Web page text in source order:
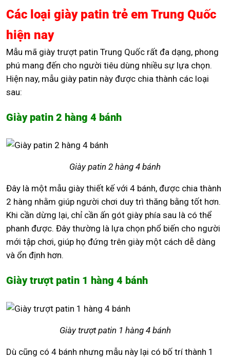
Các loại giày patin trẻ em Trung Quốc
hiện nay
Mẫu mã giày trượt patin Trung Quốc rất đa dạng, phong
phú mang đến cho người tiêu dùng nhiều sự lựa chọn.
Hiện nay, mẫu giày patin này được chia thành các loại
sau:
Giày patin 2 hàng 4 bánh
Giày patin 2 hàng 4 bánh
Đây là một mẫu giày thiết kế với 4 bánh, được chia thành
2 hàng nhằm giúp người chơi duy trì thăng bằng tốt hơn.
Khi cần dừng lại, chỉ cần ấn gót giày phía sau là có thể
phanh được. Đây thường là lựa chọn phổ biến cho người
mới tập chơi, giúp họ đứng trên giày một cách dễ dàng
và ổn định hơn.
Giày trượt patin 1 hàng 4 bánh
Giày trượt patin 1 hàng 4 bánh
Dù cũng có 4 bánh nhưng mẫu này lại có bố trí thành 1